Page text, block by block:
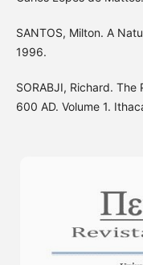
SANTOS, Milton. A
1996.
SORABJI, Richard.
600 AD. Volume 1.